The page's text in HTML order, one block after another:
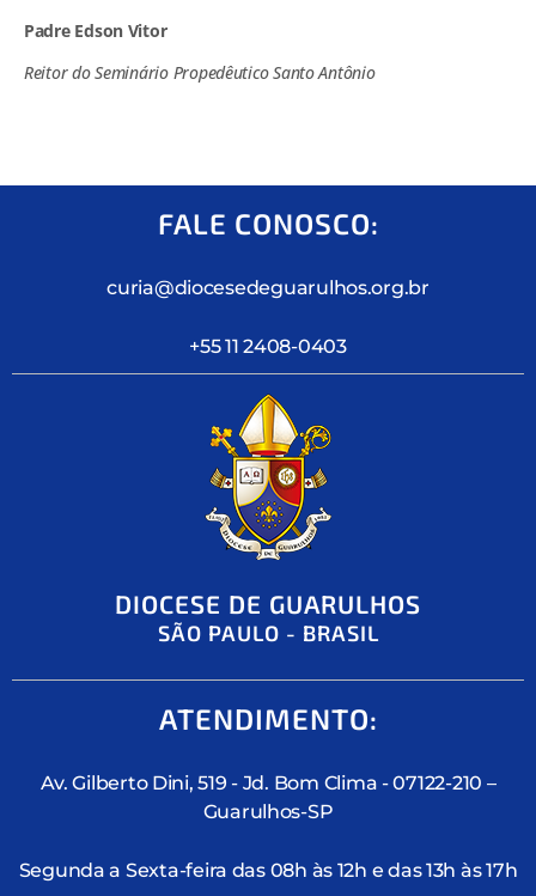
Padre Edson Vitor
Reitor do Seminário Propedêutico Santo Antônio
FALE CONOSCO:
curia@diocesedeguarulhos.org.br
+55 11 2408-0403
DIOCESE DE GUARULHOS
SÃO PAULO - BRASIL
ATENDIMENTO:
Av. Gilberto Dini, 519 - Jd. Bom Clima - 07122-210 –
Guarulhos-SP
Segunda a Sexta-feira das 08h às 12h e das 13h às 17h